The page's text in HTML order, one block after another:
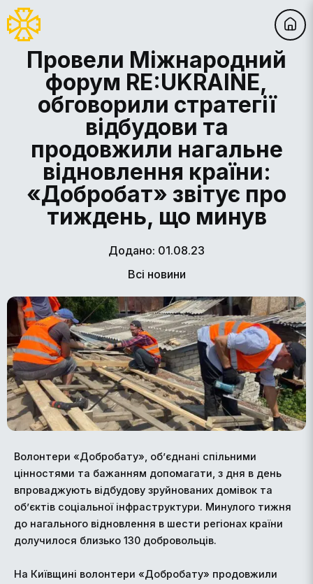
Провели Міжнародний
форум RE:UKRAINE,
обговорили стратегії
відбудови та
продовжили нагальне
відновлення країни:
«Добробат» звітує про
тиждень, що минув
Додано: 01.08.23
Всі новини
Волонтери «Добробату», об’єднані спільними
цінностями та бажанням допомагати, з дня в день
впроваджують відбудову зруйнованих домівок та
об’єктів соціальної інфраструктури. Минулого тижня
до нагального відновлення в шести регіонах країни
долучилося близько 130 добровольців.
На Київщині волонтери «Добробату» продовжили